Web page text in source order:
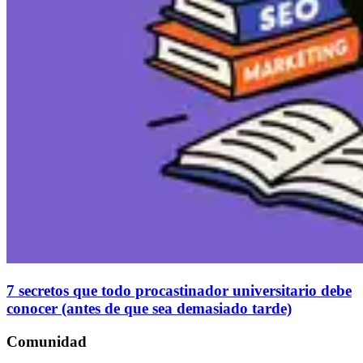
7 secretos que todo procastinador universitario debe
conocer (antes de que sea demasiado tarde)
Comunidad